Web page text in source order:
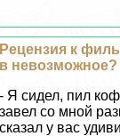
Рецензия к
в невозможное?
- Я сидел, пил
завел со мной
сказал у вас